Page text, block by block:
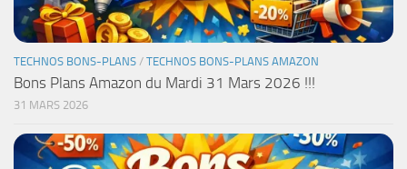
TECHNOS BONS-PLANS / TECHNOS BONS-PLANS AMAZON
Bons Plans Amazon du Mardi 31 Mars 2026 !!!
31 MARS 2026